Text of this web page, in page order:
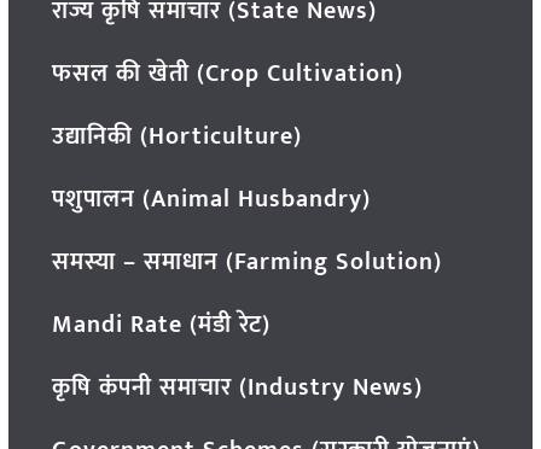
राज्य कृषि समाचार (State News)
फसल की खेती (Crop Cultivation)
उद्यानिकी (Horticulture)
पशुपालन (Animal Husbandry)
समस्या – समाधान (Farming Solution)
Mandi Rate (मंडी रेट)
कृषि कंपनी समाचार (Industry News)